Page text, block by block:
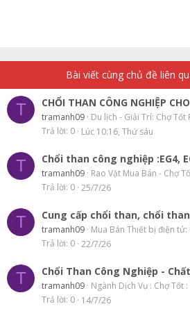
Bài viết cùng chủ đề liên
T CHỔI THAN CÔNG NGHIỆP
tramanh09 Du lịch - Giải Trí: Chợ Tốt
Trả lời 0 Lúc 10:16, Thứ sáu
T Chổi than công nghiệp :EG4,
tramanh09 Rao Vặt Mua Bán - Chợ
Trả lời 0 25/7/26
T Cung cấp chổi than, chổi
tramanh09 Mua Bán Thiết bị điện tử:
Trả lời 0 22/7/26
T Chổi Than Công Nghiệp -
tramanh09 Ngành Dịch Vụ : Chợ Tốt
Trả lời 0 14/7/26